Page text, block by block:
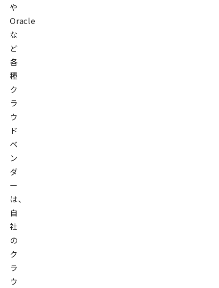
や
Oracle
な
ど
各
種
ク
ラ
ウ
ド
ベ
ン
ダ
ー
は、
自
社
の
ク
ラ
ウ